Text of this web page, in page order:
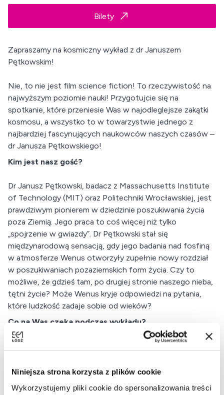
Niniejsza strona korzysta z plików cookie
Wykorzystujemy pliki cookie do spersonalizowania treści
Zapraszamy na kosmiczny wykład z dr Januszem
Pętkowskim!
Nie, to nie jest film science fiction! To rzeczywistość na
najwyższym poziomie nauki! Przygotujcie się na
spotkanie, które przeniesie Was w najodleglejsze zakątki
kosmosu, a wszystko to w towarzystwie jednego z
najbardziej fascynujących naukowców naszych czasów –
dr Janusza Pętkowskiego!
Kim jest nasz gość?
Dr Janusz Pętkowski, badacz z Massachusetts Institute
of Technology (MIT) oraz Politechniki Wrocławskiej, jest
prawdziwym pionierem w dziedzinie poszukiwania życia
poza Ziemią. Jego praca to coś więcej niż tylko
„spojrzenie w gwiazdy”. Dr Pętkowski stał się
międzynarodową sensacją, gdy jego badania nad fosfiną
w atmosferze Wenus otworzyły zupełnie nowy rozdział
w poszukiwaniach pozaziemskich form życia. Czy to
możliwe, że gdzieś tam, po drugiej stronie naszego nieba,
tętni życie? Może Wenus kryje odpowiedzi na pytania,
które ludzkość zadaje sobie od wieków?
Co na Was czeka podczas wykładu?
Wyobraźcie sobie podróż przez kosmos, pełną
się wynikami swoich badań nad biosygnaturami – gazami,
Bilety